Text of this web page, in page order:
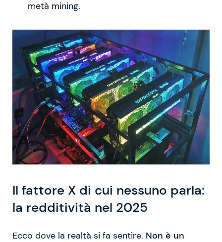
metà mining.
Il fattore X di cui nessuno parla:
la redditività nel 2025
Ecco dove la realtà si fa sentire. Non è un